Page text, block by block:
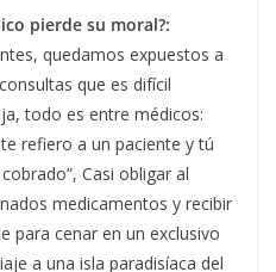
pierde su moral?:
quedamos expuestos a
que es difícil
todo es entre médicos:
refiero a un paciente y tú
Casi obligar al
medicamentos y recibir
para cenar en un exclusivo
a una isla paradisíaca del